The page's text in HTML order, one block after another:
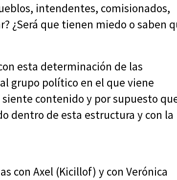
intendentes, comisionados,
¿Será que tienen miedo o saben
esta determinación de las
grupo político en el que viene
contenido y por supuesto
dentro de esta estructura y con la
con Axel (Kicillof) y con Verónica